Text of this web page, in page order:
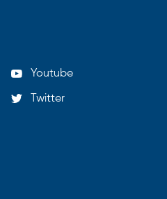
Youtube
Twitter